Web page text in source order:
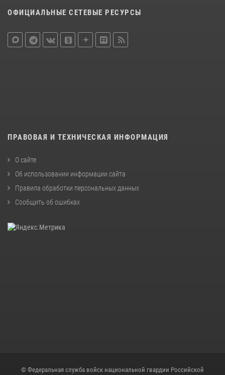
ОФИЦИАЛЬНЫЕ СЕТЕВЫЕ РЕСУРСЫ
ПРАВОВАЯ И ТЕХНИЧЕСКАЯ ИНФОРМАЦИЯ
О сайте
Об использовании информации сайта
Правила обработки персональных данных
Сообщить об ошибках
© Федеральная служба войск национальной гвардии Российской